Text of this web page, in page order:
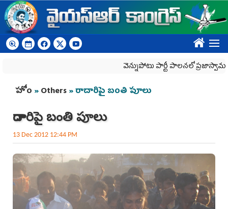
Skip to main content
????
వెన్నుపోటు పార్టీ పాలనలో ప్రజాస్వామ్యం
You are here
హోం »Others» రాదారిపై బంతి పూలు
రాదారిపై బంతి పూలు
13 Dec 2012 12:44 PM